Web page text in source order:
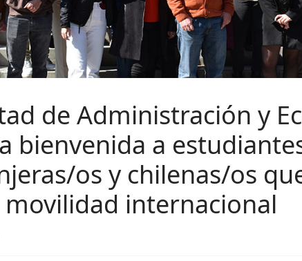
de Administración y
bienvenida a
os y chilenas/os
movilidad internacional